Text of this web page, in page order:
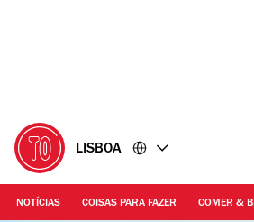
LISBOA
NOTÍCIAS COISAS PARA FAZER COMER &